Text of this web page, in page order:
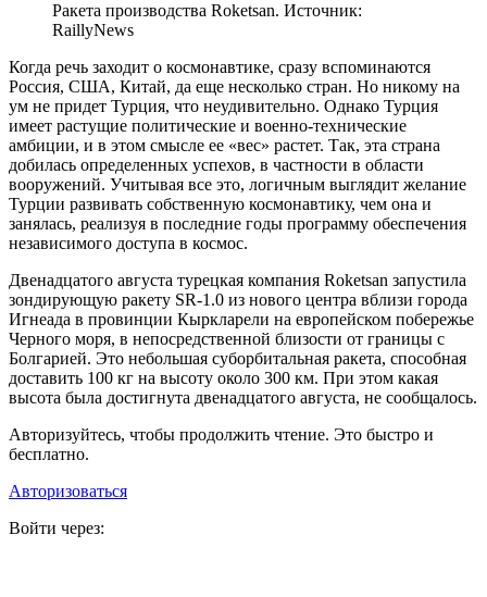
Ракета производства Roketsan. Источник:
RaillyNews
Когда речь заходит о космонавтике, сразу вспоминаются
Россия, США, Китай, да еще несколько стран. Но никому на
ум не придет Турция, что неудивительно. Однако Турция
имеет растущие политические и военно-технические
амбиции, и в этом смысле ее «вес» растет. Так, эта страна
добилась определенных успехов, в частности в области
вооружений. Учитывая все это, логичным выглядит желание
Турции развивать собственную космонавтику, чем она и
занялась, реализуя в последние годы программу обеспечения
независимого доступа в космос.
Двенадцатого августа турецкая компания Roketsan запустила
зондирующую ракету SR-1.0 из нового центра вблизи города
Игнеада в провинции Кыркларели на европейском побережье
Черного моря, в непосредственной близости от границы с
Болгарией. Это небольшая суборбитальная ракета, способная
доставить 100 кг на высоту около 300 км. При этом какая
высота была достигнута двенадцатого августа, не сообщалось.
Авторизуйтесь, чтобы продолжить чтение. Это быстро и
бесплатно.
Авторизоваться
Войти через: